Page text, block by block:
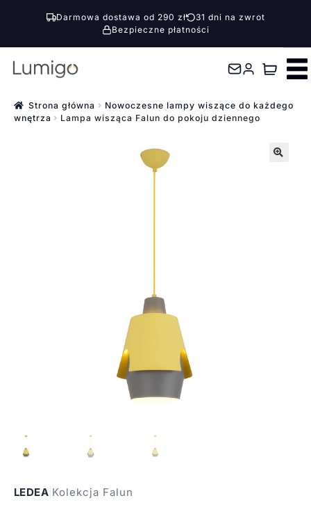
Darmowa dostawa od 290 zł
31 dni na zwrot
Bezpieczne płatności
Przejdź
nawigacji
Przejdź
treści Strona główna
Nowoczesne lampy wiszące do każdego
wnętrza
Lampa wisząca Falun do pokoju dziennego
LEDEA Kolekcja Falun